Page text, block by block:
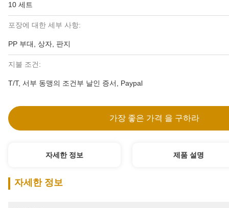
10 세트
포장에 대한 세부 사항:
PP 부대, 상자, 판지
지불 조건:
T/T, 서부 동맹의 조건부 날인 증서, Paypal
가장 좋은 가격 을 구하라
자세한 정보 제품 설명
자세한 정보